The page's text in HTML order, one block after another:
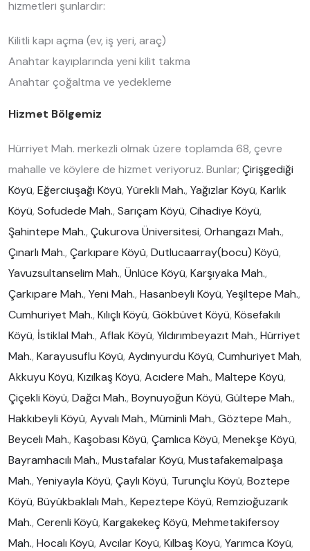
hizmetleri şunlardır:
Kilitli kapı açma (ev, iş yeri, araç)
Anahtar kayıplarında yeni kilit takma
Anahtar çoğaltma ve yedekleme
Hizmet Bölgemiz
Hürriyet Mah. merkezli olmak üzere toplamda 68, çevre
mahalle ve köylere de hizmet veriyoruz. Bunlar; Çirişgediği
Köyü, Eğerciuşağı Köyü, Yürekli Mah., Yağızlar Köyü, Karlık
Köyü, Sofudede Mah., Sarıçam Köyü, Cihadiye Köyü,
Şahintepe Mah., Çukurova Üniversitesi, Orhangazı Mah.,
Çınarlı Mah., Çarkıpare Köyü, Dutlucaarray(bocu) Köyü,
Yavuzsultanselim Mah., Ünlüce Köyü, Karşıyaka Mah.,
Çarkıpare Mah., Yeni Mah., Hasanbeyli Köyü, Yeşiltepe Mah.,
Cumhuriyet Mah., Kılıçlı Köyü, Gökbüvet Köyü, Kösefakılı
Köyü, İstiklal Mah., Aflak Köyü, Yıldırımbeyazıt Mah., Hürriyet
Mah., Karayusuflu Köyü, Aydınyurdu Köyü, Cumhuriyet Mah,
Akkuyu Köyü, Kızılkaş Köyü, Acıdere Mah., Maltepe Köyü,
Çiçekli Köyü, Dağcı Mah., Boynuyoğun Köyü, Gültepe Mah.,
Hakkıbeyli Köyü, Ayvalı Mah., Müminli Mah., Göztepe Mah.,
Beycelı Mah., Kaşobası Köyü, Çamlıca Köyü, Menekşe Köyü,
Bayramhacılı Mah., Mustafalar Köyü, Mustafakemalpaşa
Mah., Yeniyayla Köyü, Çaylı Köyü, Turunçlu Köyü, Boztepe
Köyü, Büyükbaklalı Mah., Kepeztepe Köyü, Remzioğuzarık
Mah., Cerenli Köyü, Kargakekeç Köyü, Mehmetakifersoy
Mah., Hocalı Köyü, Avcılar Köyü, Kılbaş Köyü, Yarımca Köyü,